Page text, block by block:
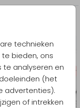
technieken
bieden, ons
te analyseren en
(het
advertenties).
of intrekken
van jouw